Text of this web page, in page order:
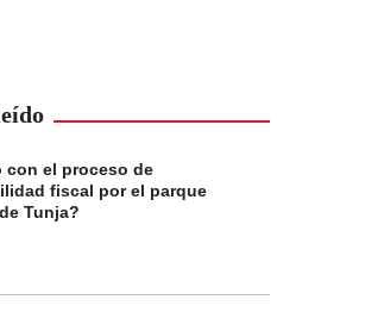
con el proceso de
fiscal por el parque
Tunja?